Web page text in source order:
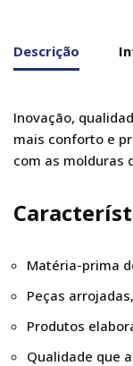
Descrição
Inovação,
mais conforto e
com as molduras
Matéria-prima
Peças
Produtos
Qualidade que